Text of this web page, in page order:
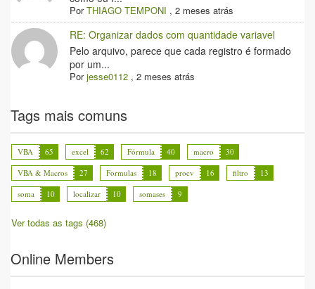
PorTHIAGO TEMPONI ,2 meses atrás
RE: Organizar dados com quantidade variavel
Pelo arquivo, parece que cada registro é formado
por um...
Porjesse0112 ,2 meses atrás
Tags mais comuns
VBA 65 excel 62 Fórmula 40 macro
30
VBA & Macros
27 Formulas 18 procv 16 filtro
13
soma
10 localizar 10 somases 9
Ver todas as tags (468)
Online Members